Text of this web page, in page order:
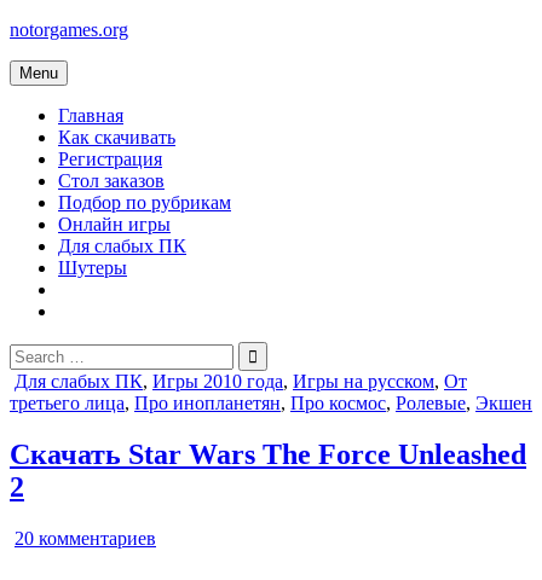
Skip
content
notorgames.org
Menu
Главная
Как скачивать
Регистрация
Стол заказов
Подбор по рубрикам
Онлайн игры
Для слабых ПК
Шутеры
Search
for:
Posted
in
Для слабых ПК, Игры 2010 года, Игры на русском, От
третьего лица, Про инопланетян, Про космос, Ролевые, Экшен
Скачать Star Wars The Force Unleashed
2
20 комментариев